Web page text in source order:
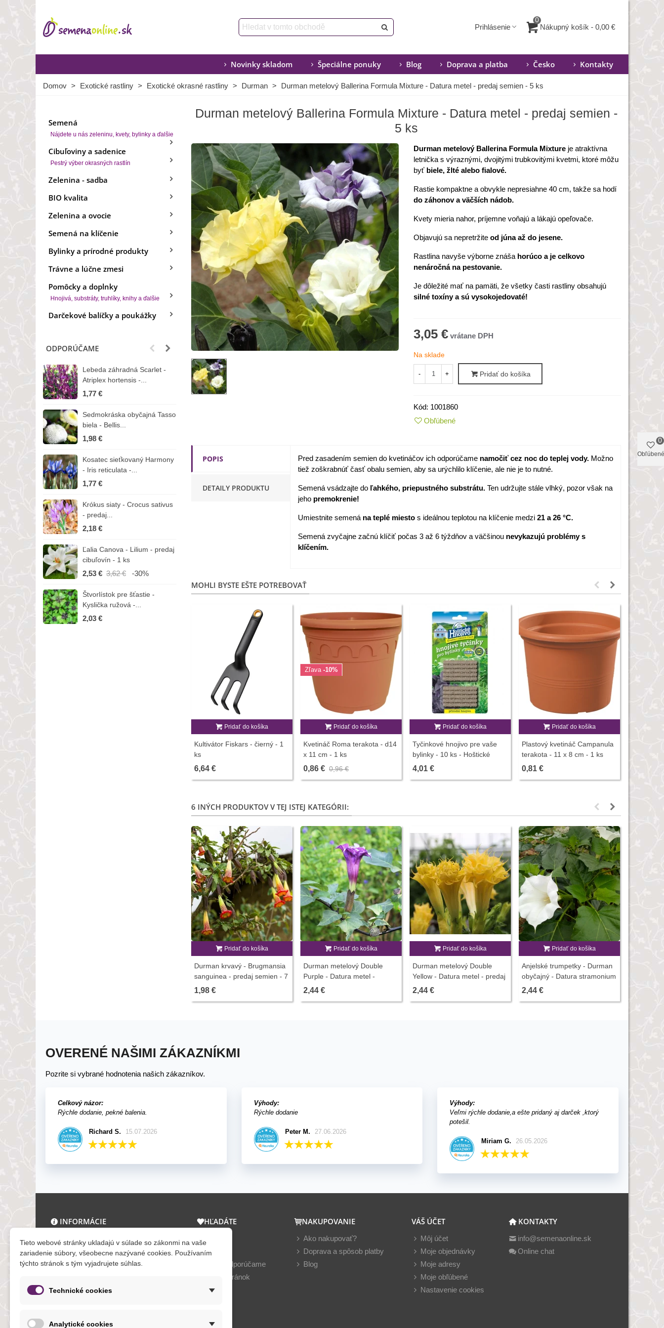
Prihlásenie
0
Nákupný košík - 0,00 €
Novinky skladom Špeciálne ponuky Blog Doprava a platba Česko Kontakty
Domov > Exotické rastliny > Exotické okrasné rastliny > Durman > Durman metelový Ballerina Formula Mixture - Datura metel - predaj semien - 5 ks
Semená
Nájdete u nás zeleninu, kvety, bylinky a ďalšie
Cibuľoviny a sadenice
Pestrý výber okrasných rastlín
Zelenina - sadba
BIO kvalita
Zelenina a ovocie
Semená na klíčenie
Bylinky a prírodné produkty
Trávne a lúčne zmesi
Pomôcky a doplnky
Hnojivá, substráty, truhlíky, knihy a ďalšie
Darčekové balíčky a poukážky
ODPORÚČAME
Lebeda záhradná Scarlet -
Atriplex hortensis -...
1,77 €
Sedmokráska obyčajná Tasso
biela - Bellis...
1,98 €
Kosatec sieťkovaný Harmony
- Iris reticulata -...
1,77 €
Krókus siaty - Crocus sativus
- predaj...
2,18 €
Ľalia Canova - Lilium - predaj
cibuľovín - 1 ks
2,53 € 3,62 € -30%
Štvorlístok pre šťastie -
Kyslička ružová -...
2,03 €
BIO Kaleráb Dyna - Brassica
oleracea var....
3,55 €
Kapucínka nízka - Alaska Mix
Cichorium intybus - predaj...
Iskerník plnokvetý modrý -
Durman metelový Ballerina Formula Mixture - Datura metel - predaj semien -
5 ks
Durman metelový Ballerina Formula Mixture je atraktívna
letnička s výraznými, dvojitými trubkovitými kvetmi, ktoré môžu
byť biele, žlté alebo fialové.
Rastie kompaktne a obvykle nepresiahne 40 cm, takže sa hodí
do záhonov a väčších nádob.
Kvety mieria nahor, príjemne voňajú a lákajú opeľovače.
Objavujú sa nepretržite od júna až do jesene.
Rastlina navyše výborne znáša horúco a je celkovo
nenáročná na pestovanie.
Je dôležité mať na pamäti, že všetky časti rastliny obsahujú
silné toxíny a sú vysokojedovaté!
3,05 €
Na sklade
- + Pridať do košíka
Kód: 1001860
Obľúbené
POPIS
DETAILY PRODUKTU
Pred zasadením semien do kvetináčov ich odporúčame namočiť cez noc do teplej vody. Možno
tiež zoškrabnúť časť obalu semien, aby sa urýchlilo klíčenie, ale nie je to nutné.
Semená vsádzajte do ľahkého, priepustného substrátu. Ten udržujte stále vlhký, pozor však na
jeho premokrenie!
Umiestnite semená na teplé miesto s ideálnou teplotou na klíčenie medzi 21 a 26 °C.
Semená zvyčajne začnú klíčiť počas 3 až 6 týždňov a väčšinou nevykazujú problémy s
klíčením.
MOHLI BYSTE EŠTE POTREBOVAŤ
Pridať do košíka
Kultivátor Fiskars - čierný - 1
ks
6,64 €
Zľava -10%
Pridať do košíka
Kvetináč Roma terakota - d14
x 11 cm - 1 ks
0,86 € 0,96 €
Pridať do košíka
Tyčinkové hnojivo pre vaše
bylinky - 10 ks - Hoštické
hnojivo
4,01 €
Pridať do košíka
Plastový kvetináč Campanula
terakota - 11 x 8 cm - 1 ks
0,81 €
6 INÝCH PRODUKTOV V TEJ ISTEJ KATEGÓRII:
Pridať do košíka
Durman krvavý - Brugmansia
sanguinea - predaj semien - 7
ks
1,98 €
Pridať do košíka
Durman metelový Double
Purple - Datura metel -
semiačka - 5 ks
2,44 €
Pridať do košíka
Durman metelový Double
Yellow - Datura metel - predaj
semien - 5 ks
2,44 €
Pridať do košíka
Anjelské trumpetky - Durman
obyčajný - Datura stramonium
- semiačka - 5 ks
2,44 €
- 5 ks
OVERENÉ NAŠIMI ZÁKAZNÍKMI
Pozrite si vybrané hodnotenia našich zákazníkov.
Celkový názor:
Rýchle dodanie, pekné balenia.
Richard S. 15.07.2026
Výhody:
Rýchle dodanie
Peter M. 27.06.2026
Výhody:
Veľmi rýchle dodanie,a ešte pridaný aj darček ,ktorý
potešil.
Miriam G. 26.05.2026
INFORMÁCIE
O nás a kontakt
Obchodné podmienky
Ochrana osobných údajov
Formuláre
HĽADÁTE
Novinky
Teraz odporúčame
Mapa stránok
NAKUPOVANIE
Ako nakupovať?
Doprava a spôsob platby
Blog
VÁŠ ÚČET
Môj účet
Moje objednávky
Moje adresy
Moje obľúbené
Nastavenie cookies
KONTAKTY
info@semenaonline.sk
Online chat
Obľúbené
0
Tieto webové stránky ukladajú v súlade so zákonmi na vaše
zariadenie súbory, všeobecne nazývané cookies. Používaním
týchto stránok s tým vyjadrujete súhlas.
Technické cookies
Analytické cookies